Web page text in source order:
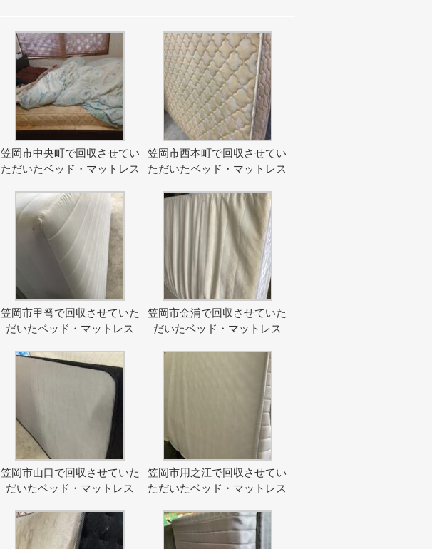
笠岡市中央町で回収させてい
ただいたベッド・マットレス
笠岡市西本町で回収させてい
ただいたベッド・マットレス
笠岡市甲弩で回収させていた
だいたベッド・マットレス
笠岡市金浦で回収させていた
だいたベッド・マットレス
笠岡市山口で回収させていた
だいたベッド・マットレス
笠岡市用之江で回収させてい
ただいたベッド・マットレス